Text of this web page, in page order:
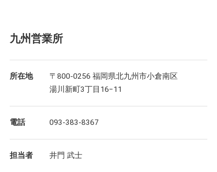
九州営業所
所在地
〒800-0256 福岡県北九州市小倉南区
湯川新町3丁目16−11
電話 093-383-8367
担当者 井門 武士